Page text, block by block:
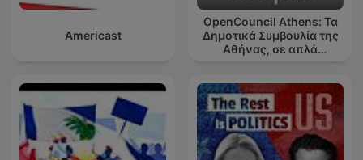
Americast
OpenCouncil Athens: Τα
Δημοτικά Συμβουλία της
Αθήνας, σε απλά